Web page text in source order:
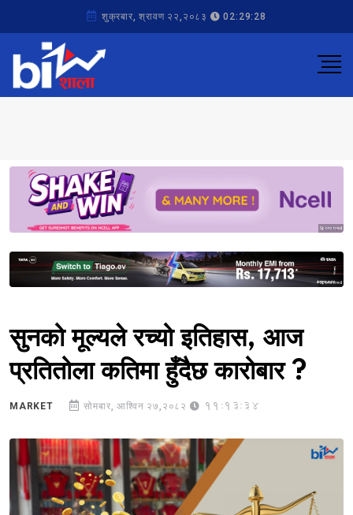
शुक्रबार, श्रावण २२,२०८३ 02:29:28
Sponsored
Sponsored
सुनको मूल्यले रच्यो इतिहास, आज
प्रतितोला कतिमा हुँदैछ कारोबार ?
MARKET सोमबार, आश्विन २७,२०८२ 11:13:34